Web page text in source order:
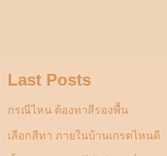
Last Posts
กรณีไหน ต้องทาสีรองพื้น
เลือกสีทา ภายในบ้านเกรดไหนดี